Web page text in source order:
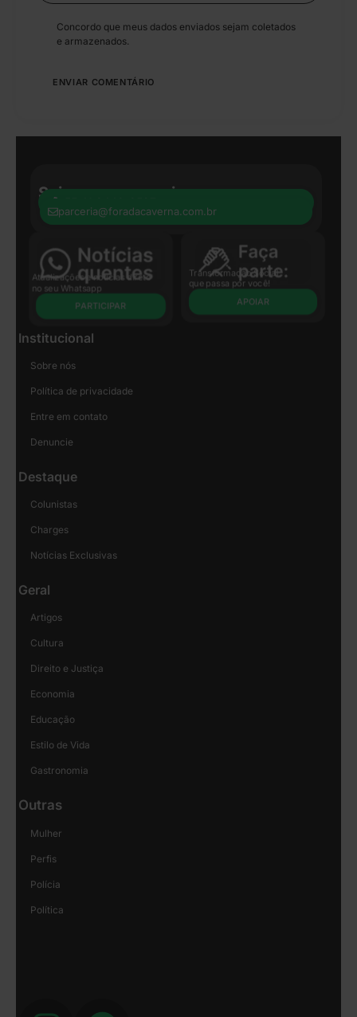
Concordo que meus dados enviados sejam coletados
e armazenados.
Seja nosso parceiro:
parceria@foradacaverna.com.br
Atualizações e notícias direto
no seu Whatsapp
PARTICIPAR
Transformação Social
que passa por você!
APOIAR
Institucional
Sobre nós
Política de privacidade
Entre em contato
Denuncie
Destaque
Colunistas
Charges
Notícias Exclusivas
Geral
Artigos
Cultura
Direito e Justiça
Economia
Educação
Estilo de Vida
Gastronomia
Outras
Mulher
Perfis
Polícia
Política